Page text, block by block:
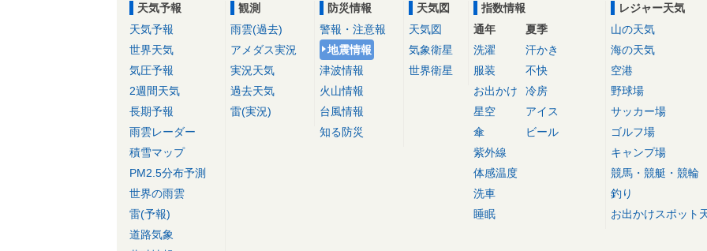
天気予報
天気予報
世界天気
気圧予報
2週間天気
長期予報
雨雲レーダー
積雪マップ
PM2.5分布予測
世界の雨雲
雷(予報)
道路気象
観測
雨雲(過去)
アメダス実況
実況天気
過去天気
雷(実況)
防災情報
警報・注意報
地震情報
津波情報
火山情報
台風情報
知る防災
天気図
天気図
気象衛星
世界衛星
指数情報
通年
洗濯
服装
お出かけ
星空
傘
紫外線
体感温度
洗車
睡眠
夏季
汗かき
不快
冷房
アイス
ビール
レジャー天気
山の天気
海の天気
空港
野球場
サッカー場
ゴルフ場
キャンプ場
競馬・競艇・競輪
釣り
お出かけスポット